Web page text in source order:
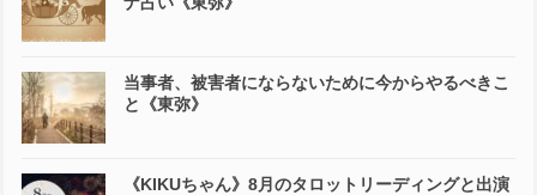
当事者、被害者にならないために今からやるべきこ
と《東弥》
《KIKUちゃん》8月のタロットリーディングと出演